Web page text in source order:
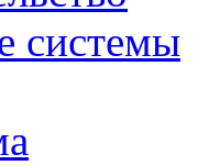
системы